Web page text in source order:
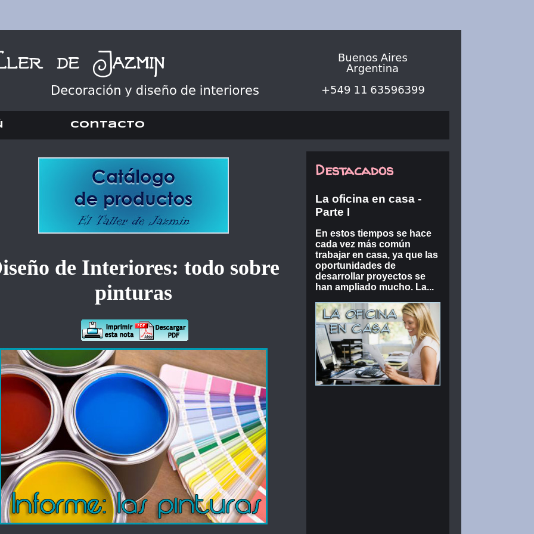
Contacto
de Interiores: todo sobre
pinturas
Destacados
La oficina en casa -
Parte I
En estos tiempos se hace
cada vez más común
trabajar en casa, ya que las
oportunidades de
desarrollar proyectos se
han ampliado mucho. La...